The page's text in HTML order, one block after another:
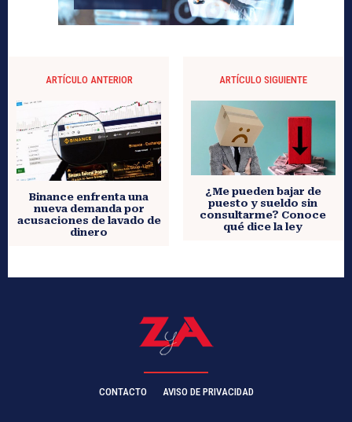
ARTÍCULO ANTERIOR
Binance enfrenta una
nueva demanda por
acusaciones de lavado de
dinero
ARTÍCULO SIGUIENTE
¿Me pueden bajar de
puesto y sueldo sin
consultarme? Conoce
qué dice la ley
CONTACTO AVISO DE PRIVACIDAD